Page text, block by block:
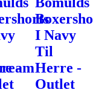
-
I Navy
Til
Herre -
Outlet